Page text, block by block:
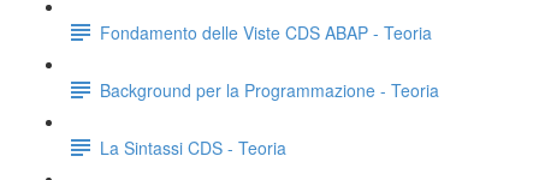
Fondamento delle Viste CDS ABAP - Teoria
Background per la Programmazione - Teoria
La Sintassi CDS - Teoria